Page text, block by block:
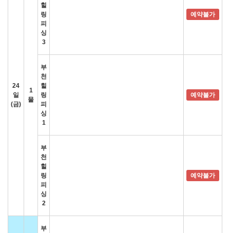
24
일
(금)
1
물
힐
링
피
싱
3
예약불가
부
천
힐
링
피
싱
1
예약불가
부
천
힐
링
피
싱
2
예약불가
부